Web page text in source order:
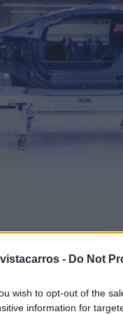
- Do Not
wish to opt-out of the
information for
Elroq 85X RS:
luxo